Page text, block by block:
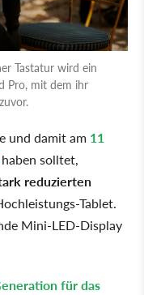
Tastatur wird ein
Pro, mit dem ihr
und damit am 11
haben solltet,
reduzierten
Tablet.
Mini-LED-Display
für das